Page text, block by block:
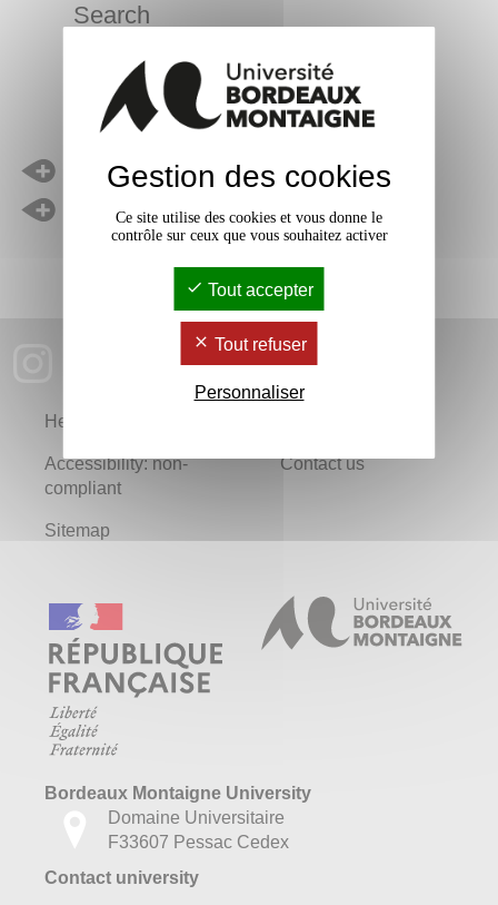
Search
Accessibility: non-compliant
Sitemap
Legal notice
Contact us
Help
Accessibility: non-
compliant
Sitemap
Contact us
Bordeaux Montaigne University
Domaine Universitaire
F33607 Pessac Cedex
Contact university
Gestion des cookies
Ce site utilise des cookies et vous donne le
contrôle sur ceux que vous souhaitez activer
Tout accepter
Tout refuser
Personnaliser